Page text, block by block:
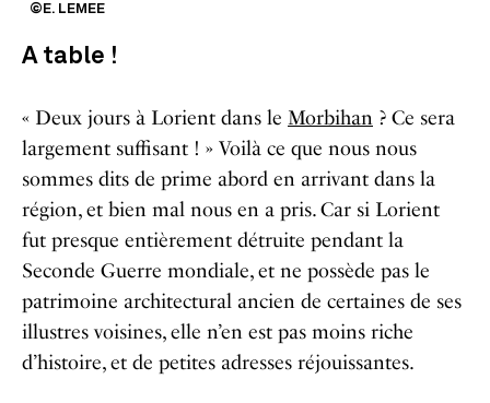
©E. LEMEE
A table !
« Deux jours à Lorient dans le Morbihan ? Ce sera
largement suffisant ! » Voilà ce que nous nous
sommes dits de prime abord en arrivant dans la
région, et bien mal nous en a pris. Car si Lorient
fut presque entièrement détruite pendant la
Seconde Guerre mondiale, et ne possède pas le
patrimoine architectural ancien de certaines de ses
illustres voisines, elle n’en est pas moins riche
d’histoire, et de petites adresses réjouissantes.